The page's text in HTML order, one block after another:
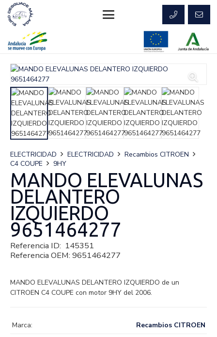
ELECTRICIDAD ELECTRICIDAD
Recambios CITROEN
C4 COUPE
9HY
MANDO ELEVALUNAS
DELANTERO
IZQUIERDO
9651464277
Referencia ID: 145351
Referencia OEM: 9651464277
MANDO ELEVALUNAS DELANTERO IZQUIERDO de un
CITROEN C4 COUPE con motor 9HY del 2006.
Marca:
Recambios CITROEN